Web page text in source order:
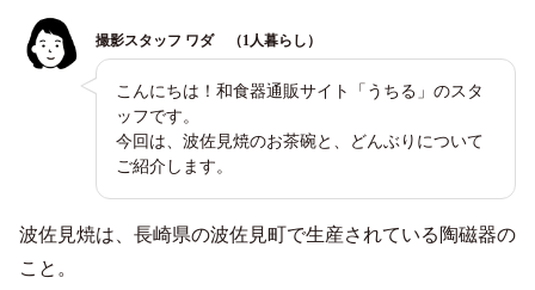
撮影スタッフ ワダ （1人暮らし）
こんにちは！和食器通販サイト「うちる」のスタ
ッフです。
今回は、波佐見焼のお茶碗と、どんぶりについて
ご紹介します。
波佐見焼は、長崎県の波佐見町で生産されている陶磁器の
こと。